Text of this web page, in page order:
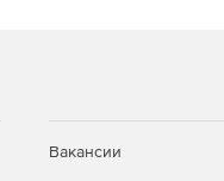
Вакансии